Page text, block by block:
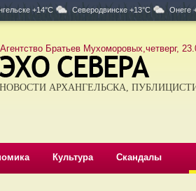
+14°C Северодвинске +13°C Онеге
Агентство Братьев Мухоморовых,четверг,
НОВОСТИ АРХАНГЕЛЬСКА,
Культура Скандалы